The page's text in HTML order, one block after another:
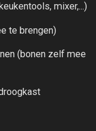
mixer,...)
te brengen)
(bonen zelf mee